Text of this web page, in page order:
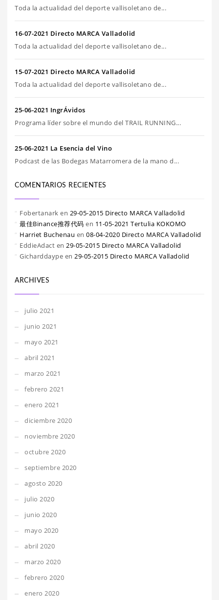
Toda la actualidad del deporte vallisoletano de...
16-07-2021 Directo MARCA Valladolid
Toda la actualidad del deporte vallisoletano de...
15-07-2021 Directo MARCA Valladolid
Toda la actualidad del deporte vallisoletano de...
25-06-2021 IngrÁvidos
Programa líder sobre el mundo del TRAIL RUNNING...
25-06-2021 La Esencia del Vino
Podcast de las Bodegas Matarromera de la mano d...
COMENTARIOS RECIENTES
Fobertanark en 29-05-2015 Directo MARCA Valladolid
最佳Binance推荐代码 en 11-05-2021 Tertulia KOKOMO
Harriet Buchenau en 08-04-2020 Directo MARCA Valladolid
EddieAdact en 29-05-2015 Directo MARCA Valladolid
Gicharddaype en 29-05-2015 Directo MARCA Valladolid
ARCHIVES
julio 2021
junio 2021
mayo 2021
abril 2021
marzo 2021
febrero 2021
enero 2021
diciembre 2020
noviembre 2020
octubre 2020
septiembre 2020
agosto 2020
julio 2020
junio 2020
mayo 2020
abril 2020
marzo 2020
febrero 2020
enero 2020